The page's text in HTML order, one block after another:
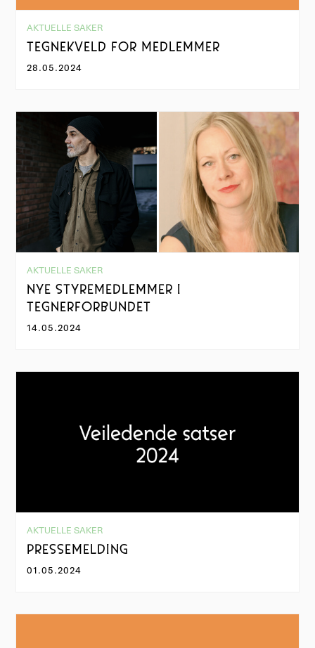
AKTUELLE SAKER
TEGNEKVELD FOR MEDLEMMER
28.05.2024
AKTUELLE SAKER
NYE STYREMEDLEMMER I
TEGNERFORBUNDET
14.05.2024
AKTUELLE SAKER
PRESSEMELDING
01.05.2024